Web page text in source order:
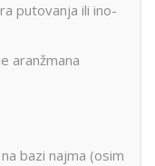
putovanja ili ino-
aranžmana
bazi najma (osim